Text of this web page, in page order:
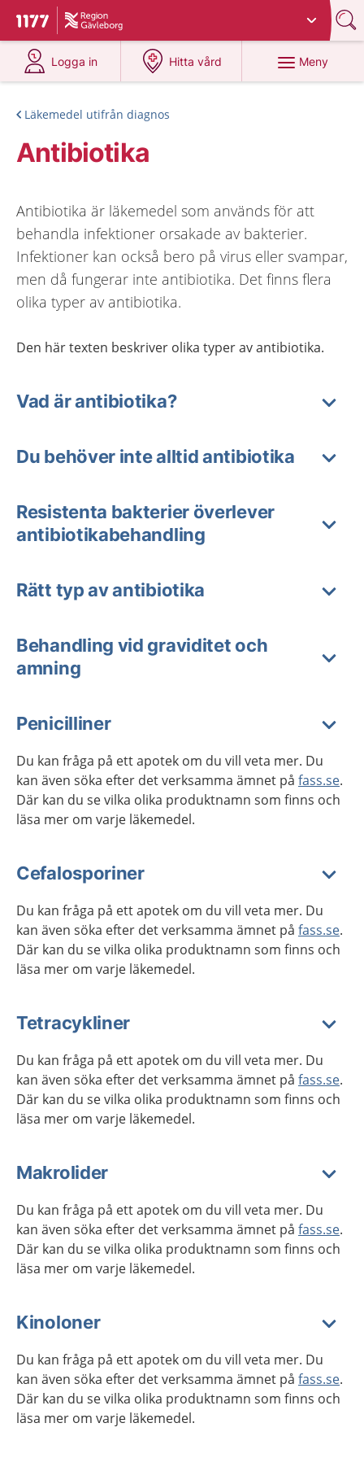
Till startsidan för 1177
Du har valt region
Logga in
på 1177.se
Hitta vård
på 1177.se
Meny
Läkemedel utifrån diagnos
Antibiotika
Antibiotika är läkemedel som används för att
behandla infektioner orsakade av bakterier.
Infektioner kan också bero på virus eller svampar,
men då fungerar inte antibiotika. Det finns flera
olika typer av antibiotika.
Den här texten beskriver olika typer av antibiotika.
Vad är antibiotika?
Du behöver inte alltid antibiotika
Resistenta bakterier överlever
antibiotikabehandling
Rätt typ av antibiotika
Behandling vid graviditet och
amning
Penicilliner
Du kan fråga på ett apotek om du vill veta mer. Du
kan även söka efter det verksamma ämnet på fass.se.
Där kan du se vilka olika produktnamn som finns och
läsa mer om varje läkemedel.
Cefalosporiner
Du kan fråga på ett apotek om du vill veta mer. Du
kan även söka efter det verksamma ämnet på fass.se.
Där kan du se vilka olika produktnamn som finns och
läsa mer om varje läkemedel.
Tetracykliner
Du kan fråga på ett apotek om du vill veta mer. Du
kan även söka efter det verksamma ämnet på fass.se.
Där kan du se vilka olika produktnamn som finns och
läsa mer om varje läkemedel.
Makrolider
Du kan fråga på ett apotek om du vill veta mer. Du
kan även söka efter det verksamma ämnet på fass.se.
Där kan du se vilka olika produktnamn som finns och
läsa mer om varje läkemedel.
Kinoloner
Du kan fråga på ett apotek om du vill veta mer. Du
kan även söka efter det verksamma ämnet på fass.se.
Där kan du se vilka olika produktnamn som finns och
läsa mer om varje läkemedel.